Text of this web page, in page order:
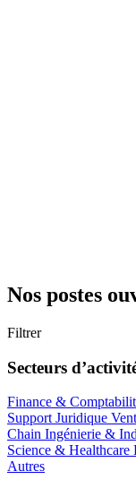
Nos postes
Filtrer
Secteurs
Finance &
SupportJuridique
Chain Ingénierie &
Science & Healthcare
Autres